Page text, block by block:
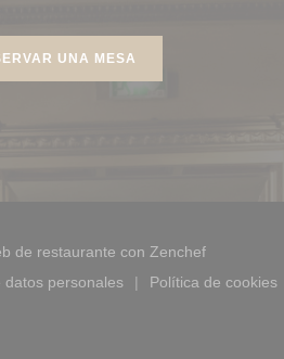
UNA MESA
de restaurante con Zenchef((abre en
datos personales
en una nueva ventana))
Política de cookies
((abre